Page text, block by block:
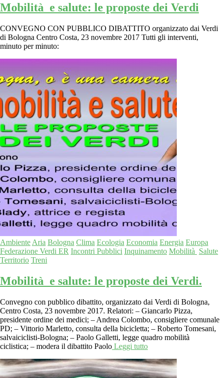
Mobilità e salute: le proposte dei Verdi
CONVEGNO CON PUBBLICO DIBATTITO organizzato dai Verdi
di Bologna Centro Costa, 23 novembre 2017 Tutti gli interventi,
minuto per minuto:
Ambiente Aria Bologna Clima Ecologia Economia Energia Europa
Federazione Verdi ER Incontri Pubblici Inquinamento Mobilità Salute
Territorio Treni
Mobilità e salute: le proposte dei Verdi.
Convegno con pubblico dibattito, organizzato dai Verdi di Bologna,
Centro Costa, 23 novembre 2017. Relatori: – Giancarlo Pizza,
presidente ordine dei medici; – Andrea Colombo, consigliere comunale
PD; – Vittorio Marletto, consulta della bicicletta; – Roberto Tomesani,
salvaiciclisti-Bologna; – Paolo Galletti, legge quadro mobilità
ciclistica; – modera il dibattito Paolo Leggi tutto